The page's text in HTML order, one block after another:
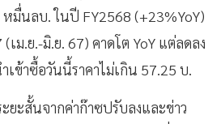
มื่นลบ. ในปี FY2568 (+23%YoY)
เม.ย.-มิ.ย. 67) คาดโต YoY แต่ลดลง
เข้าซื้อวันนี้ราคาไม่เกิน 57.25 บ.
ยะสั้นจากค่าก๊าซปรับลงและข่าว